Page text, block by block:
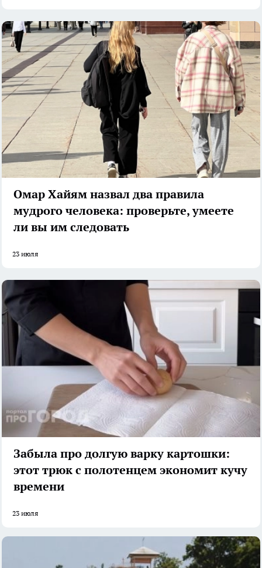
Омар Хайям назвал два правила
мудрого человека: проверьте, умеете
ли вы им следовать
23 июля
Забыла про долгую варку картошки:
этот трюк с полотенцем экономит кучу
времени
23 июля